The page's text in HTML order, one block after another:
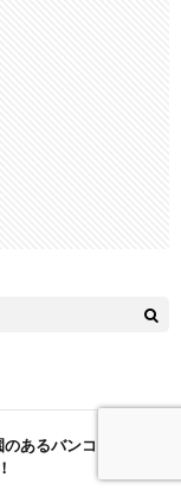
あるバンコク南東の